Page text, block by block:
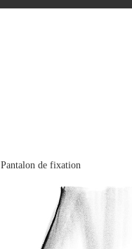
Pantalon de fixation